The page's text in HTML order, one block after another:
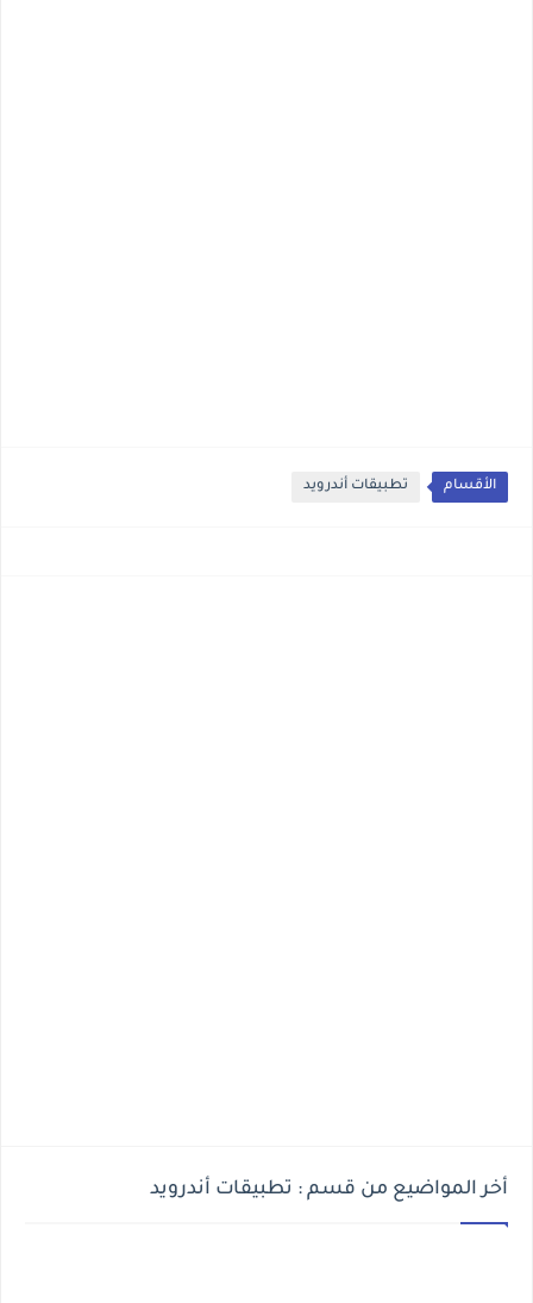
الأقسام تطبيقات أندرويد
أخر المواضيع من قسم : تطبيقات أندرويد